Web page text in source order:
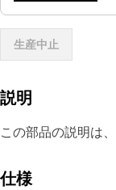
生産中止
説明
この部品の説明は
仕様